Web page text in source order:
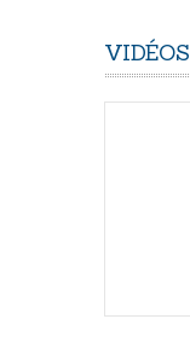
VIDÉOS